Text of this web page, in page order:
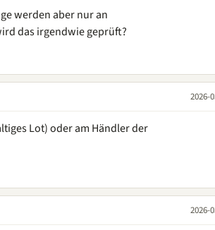
werden aber nur an
das irgendwie geprüft?
2026-
Lot) oder am Händler der
2026-